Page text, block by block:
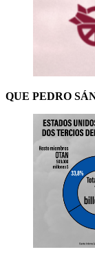
QUE PEDRO